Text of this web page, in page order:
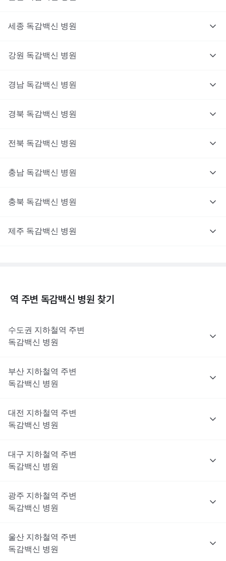
세종 독감백신 병원
강원 독감백신 병원
경남 독감백신 병원
경북 독감백신 병원
전북 독감백신 병원
충남 독감백신 병원
충북 독감백신 병원
제주 독감백신 병원
역 주변 독감백신 병원 찾기
수도권 지하철역 주변
독감백신
병원
부산 지하철역 주변
독감백신
병원
대전 지하철역 주변
독감백신
병원
대구 지하철역 주변
독감백신
병원
광주 지하철역 주변
독감백신
병원
울산 지하철역 주변
독감백신
병원